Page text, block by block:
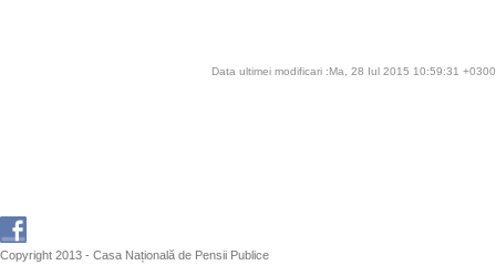
Data ultimei modificari :Ma, 28 Iul 2015 10:59:31 +0300
Copyright 2013 - Casa Națională de Pensii Publice